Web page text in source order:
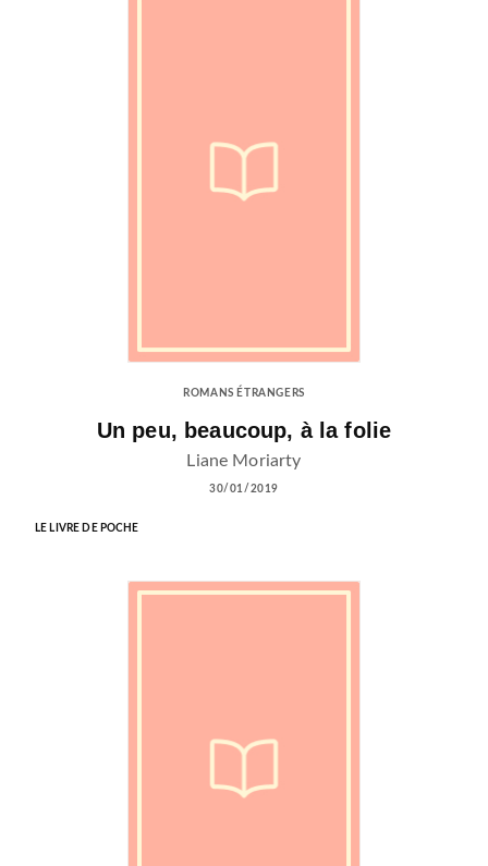
ROMANS ÉTRANGERS
Un peu, beaucoup, à la folie
Liane Moriarty
30/01/2019
LE LIVRE DE POCHE